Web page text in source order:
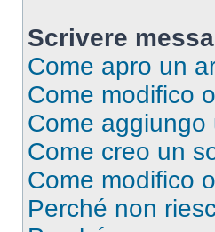
Scrivere
Come apro un
Come modifico
Come aggiungo
Come creo un
Come modifico
Perché non